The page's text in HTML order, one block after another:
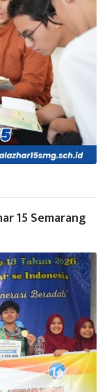
15 Semarang